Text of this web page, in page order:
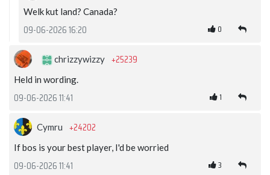
Welk kut land? Canada?
09-06-2026 16:20 0
chrizzywizzy +25239
Held in wording.
09-06-2026 11:41 1
Cymru +24202
If bos is your best player, I'd be worried
09-06-2026 11:41 3